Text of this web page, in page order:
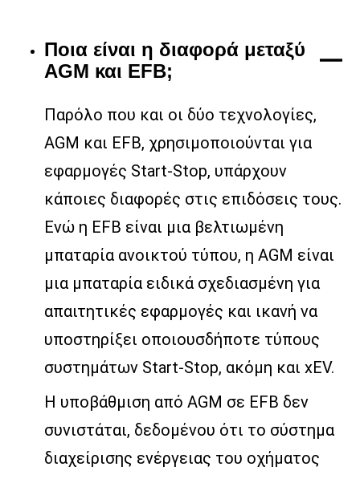
Ποια είναι η διαφορά μεταξύ
AGM και EFB;
Παρόλο που και οι δύο τεχνολογίες,
AGM και EFB, χρησιμοποιούνται για
εφαρμογές Start-Stop, υπάρχουν
κάποιες διαφορές στις επιδόσεις τους.
Ενώ η EFB είναι μια βελτιωμένη
μπαταρία ανοικτού τύπου, η AGM είναι
μια μπαταρία ειδικά σχεδιασμένη για
απαιτητικές εφαρμογές και ικανή να
υποστηρίξει οποιουσδήποτε τύπους
συστημάτων Start-Stop, ακόμη και xEV.
Η υποβάθμιση από AGM σε EFB δεν
συνιστάται, δεδομένου ότι το σύστημα
διαχείρισης ενέργειας του οχήματος